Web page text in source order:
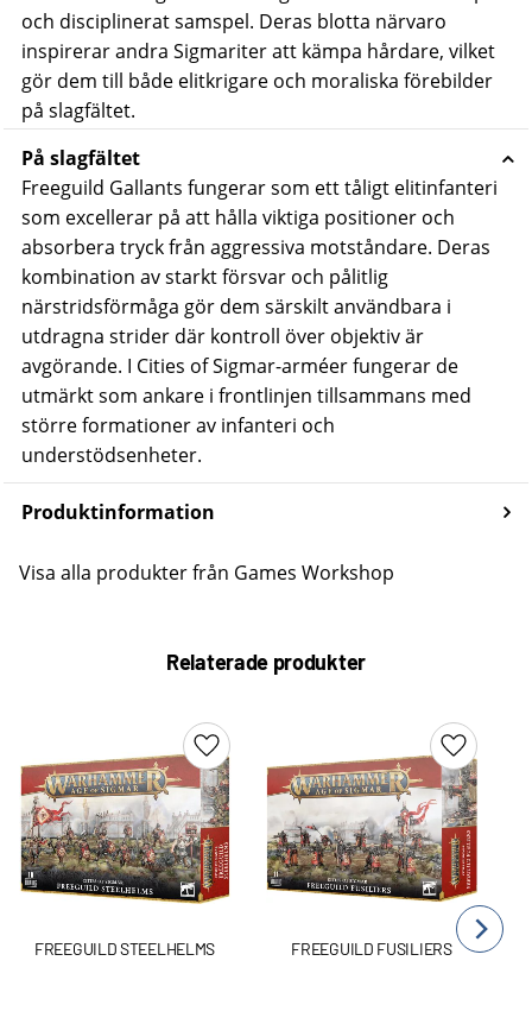
och disciplinerat samspel. Deras blotta närvaro
inspirerar andra Sigmariter att kämpa hårdare, vilket
gör dem till både elitkrigare och moraliska förebilder
på slagfältet.
På slagfältet
Freeguild Gallants fungerar som ett tåligt elitinfanteri
som excellerar på att hålla viktiga positioner och
absorbera tryck från aggressiva motståndare. Deras
kombination av starkt försvar och pålitlig
närstridsförmåga gör dem särskilt användbara i
utdragna strider där kontroll över objektiv är
avgörande. I Cities of Sigmar-arméer fungerar de
utmärkt som ankare i frontlinjen tillsammans med
större formationer av infanteri och
understödsenheter.
Produktinformation
Visa alla produkter från Games Workshop
Relaterade produkter
FREEGUILD STEELHELMS
Lägg till i favoriter
FREEGUILD FUSILIERS
Lägg till